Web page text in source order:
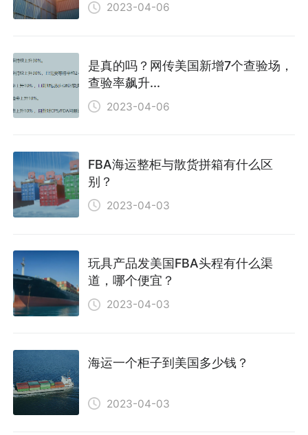
2023-04-06
是真的吗？网传美国新增7个查验场，
查验率飙升...
2023-04-06
FBA海运整柜与散货拼箱有什么区
别？
2023-04-03
玩具产品发美国FBA头程有什么渠
道，哪个便宜？
2023-04-03
海运一个柜子到美国多少钱？
2023-04-03